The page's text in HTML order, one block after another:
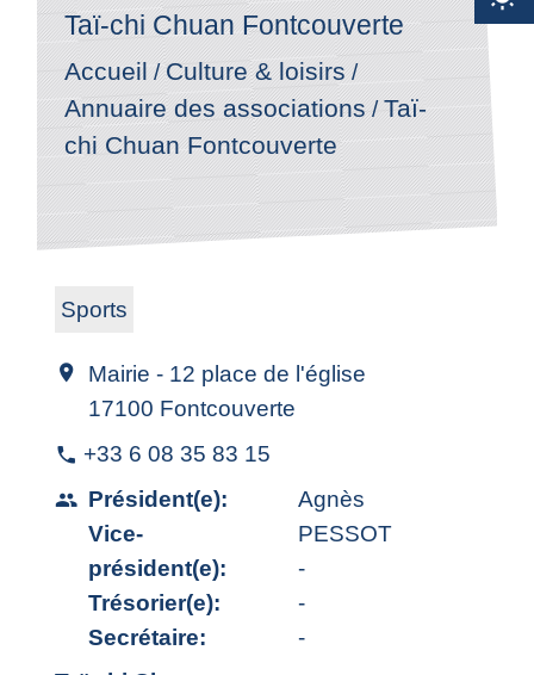
Taï-chi Chuan Fontcouverte
Accueil /Culture & loisirs/
Annuaire des associations/Taï-
chi Chuan Fontcouverte
Sports
location_on
Mairie - 12 place de l'église
17100 Fontcouverte
phone +33 6 08 35 83 15
people Président(e):
Vice-
président(e):
Trésorier(e):
Secrétaire:
Agnès
PESSOT
-
-
-